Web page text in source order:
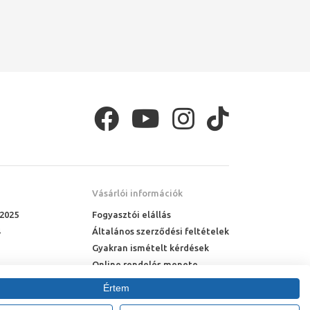
Vásárlói információk
Fogyasztói elállás
Általános szerződési feltételek
Gyakran ismételt kérdések
Online rendelés menete
Fizetési feltételek
Házhozszállítás
Értem